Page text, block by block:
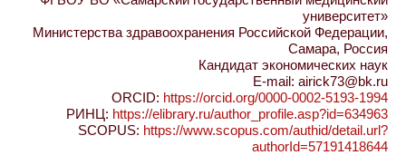
университет»
Министерства здравоохранения Российской Федерации,
Самара, Россия
Кандидат экономических наук
E-mail: airick73@bk.ru
ORCID: https://orcid.org/0000-0002-5193-1994
РИНЦ: https://elibrary.ru/author_profile.asp?id=634963
SCOPUS: https://www.scopus.com/authid/detail.url?
authorId=57191418644